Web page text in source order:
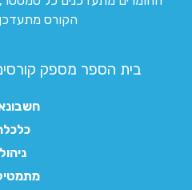
הקורס מתעדכן
בית הספר מספק
ניהול